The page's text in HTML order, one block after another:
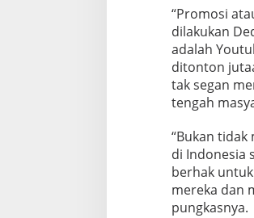
“Promosi
dilakukan
adalah
ditonton
tak segan
tengah
“Bukan
di Indonesia
berhak
mereka dan
pungkasnya.